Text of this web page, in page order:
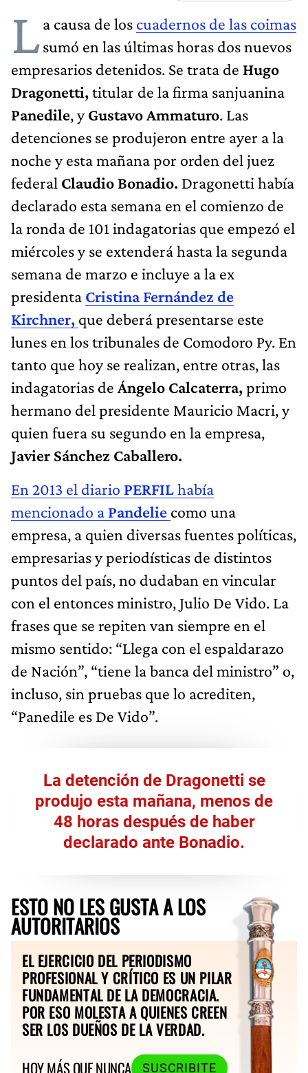
La causa de los cuadernos de las coimas
sumó en las últimas horas dos nuevos
empresarios detenidos. Se trata de Hugo
Dragonetti,titular de la firma sanjuanina
Panedile, yGustavo Ammaturo. Las
detenciones se produjeron entre ayer a la
noche y esta mañana por orden del juez
federal Claudio Bonadio. Dragonetti había
declarado esta semana en el comienzo de
la ronda de 101 indagatorias que empezó el
miércoles y se extenderá hasta la segunda
semana de marzo e incluye a la ex
presidenta Cristina Fernández de
Kirchner, que deberá presentarse este
lunes en los tribunales de Comodoro Py. En
tanto que hoy se realizan, entre otras, las
indagatorias de Ángelo Calcaterra,primo
hermano del presidente Mauricio Macri, y
quien fuera su segundo en la empresa,
Javier Sánchez Caballero.
En 2013 el diario PERFILhabía
mencionado a Pandelie como una
empresa, a quien diversas fuentes políticas,
empresarias y periodísticas de distintos
puntos del país, no dudaban en vincular
con el entonces ministro, Julio De Vido. La
frases que se repiten van siempre en el
mismo sentido: “Llega con el espaldarazo
de Nación”, “tiene la banca del ministro” o,
incluso, sin pruebas que lo acrediten,
“Panedile es De Vido”.
La detención de Dragonetti se
produjo esta mañana, menos de
48 horas después de haber
declarado ante Bonadio.
ESTO NO LES GUSTA A LOS
AUTORITARIOS
EL EJERCICIO DEL PERIODISMO
PROFESIONAL Y CRÍTICO ES UN PILAR
FUNDAMENTAL DE LA DEMOCRACIA.
POR ESO MOLESTA A QUIENES CREEN
SER LOS DUEÑOS DE LA VERDAD.
HOY MÁS QUE NUNCA
SUSCRIBITE